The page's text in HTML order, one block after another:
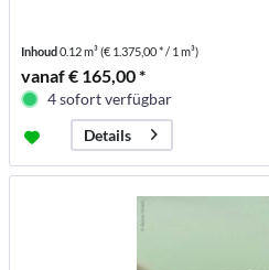
Inhoud0.12 m³(€ 1.375,00 * / 1 m³)
vanaf € 165,00 *
4 sofort verfügbar
Details